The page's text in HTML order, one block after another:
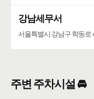
강남세무서
서울특별시 강남구 학동로
주변 주차시설 🚘